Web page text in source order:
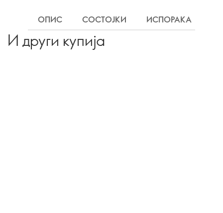
ОПИС СОСТОЈКИ ИСПОРАКА
И други купија